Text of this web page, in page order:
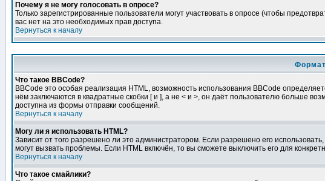
Почему я не могу голосовать в опросе?
Только зарегистрированные пользователи могут участвовать в опросе (чтобы
вас нет на это необходимых прав доступа.
Вернуться к началу
Что такое BBCode?
BBCode это особая реализация HTML, возможность использования BBCode
нём заключаются в квадратные скобки [ и ], а не < и >, он даёт пользователю больше
доступна из формы отправки сообщений.
Вернуться к началу
Могу ли я использовать HTML?
Зависит от того разрешено ли это администратором. Если разрешено его
могут вызвать проблемы. Если HTML включён, то вы сможете выключить его для
Вернуться к началу
Что такое смайлики?